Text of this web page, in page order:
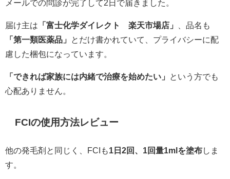
メールでの問診が完了して2日で届きました。
届け主は 「富士化学ダイレクト 楽天市場店」
、品名も
「第一類医薬品」
とだけ書かれていて、プライバシーに配
慮した梱包になっています。
「できれば家族には内緒で治療を始めたい」
という方でも
心配ありません。
FCIの使用方法レビュー
他の発毛剤と同じく、FCIも1日2回、1回量1mlを塗布しま
す。